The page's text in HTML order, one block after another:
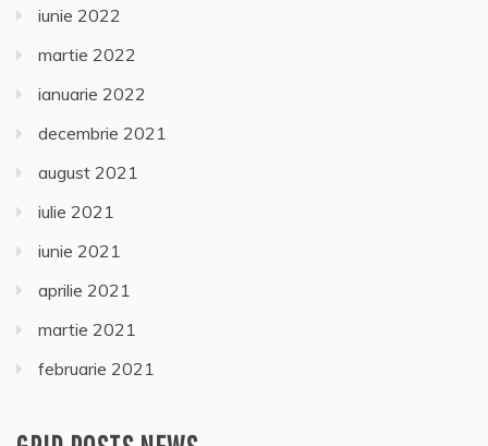
iunie 2022
martie 2022
ianuarie 2022
decembrie 2021
august 2021
iulie 2021
iunie 2021
aprilie 2021
martie 2021
februarie 2021